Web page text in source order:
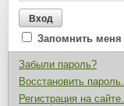
Запомнить меня
Забыли пароль?
Восстановить пароль.
Регистрация на сайте.